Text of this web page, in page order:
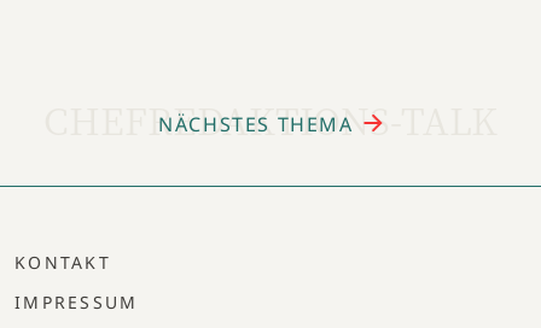
CHEFREDAKTIONS-TALK
NÄCHSTES THEMA
KONTAKT
IMPRESSUM